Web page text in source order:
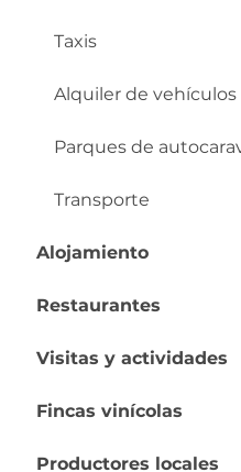
Taxis
Alquiler de vehículos
Parques de
Transporte
Alojamiento
Restaurantes
Visitas y actividades
Fincas vinícolas
Productores locales